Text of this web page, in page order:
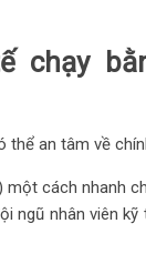
chạy
thể an tâm về
cách nhanh
ngũ nhân viên